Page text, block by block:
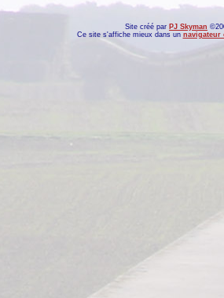
Site créé par PJ Skyman
Ce site s'affiche mieux dans un navigateur